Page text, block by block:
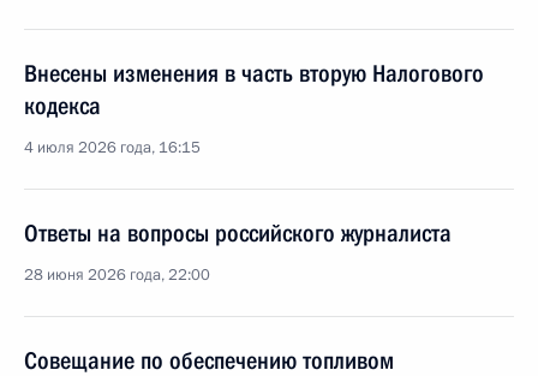
Внесены изменения в часть вторую Налогового
кодекса
4 июля 2026 года, 16:15
Ответы на вопросы российского журналиста
28 июня 2026 года, 22:00
Совещание по обеспечению топливом